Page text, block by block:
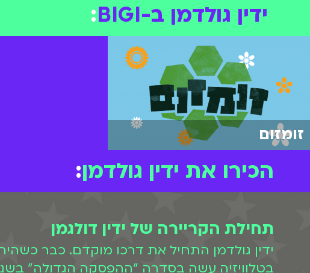
ידין גולדמן ב-BIGI :
זומזום
הכירו את ידין גולדמן:
תחילת הקריירה של ידין דולגמן
בטלוויזיה עשה בסדרה "ההפסקה הגדולה" בשנת 2004. באותה שנה החל לשחק את מורן